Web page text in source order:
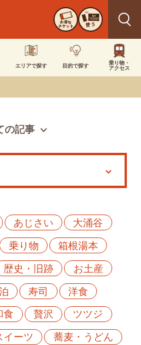
お得な
チケット 使う
エリアで探す 目的で探す
乗り物・
アクセス
の記事
特集
あじさい
大涌谷
乗り物
箱根湯本
歴史・旧跡
お土産
寿司
洋食
食 贅沢
ツツジ
イーツ
蕎麦・うどん